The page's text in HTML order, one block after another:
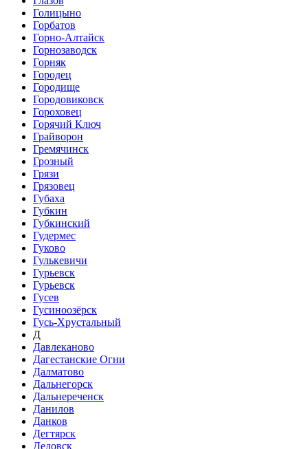
Голицыно
Горбатов
Горно-Алтайск
Горнозаводск
Горняк
Городец
Городище
Городовиковск
Гороховец
Горячий Ключ
Грайворон
Гремячинск
Грозный
Грязи
Грязовец
Губаха
Губкин
Губкинский
Гудермес
Гуково
Гулькевичи
Гурьевск
Гурьевск
Гусев
Гусиноозёрск
Гусь-Хрустальный
Д
Давлеканово
Дагестанские Огни
Далматово
Дальнегорск
Дальнереченск
Данилов
Данков
Дегтярск
Дедовск